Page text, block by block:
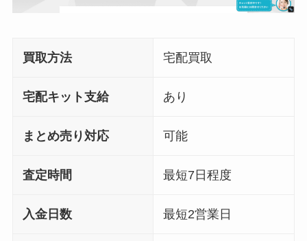
買取方法 宅配買取
宅配キット支給 あり
まとめ売り対応 可能
査定時間 最短7日程度
入金日数 最短2営業日